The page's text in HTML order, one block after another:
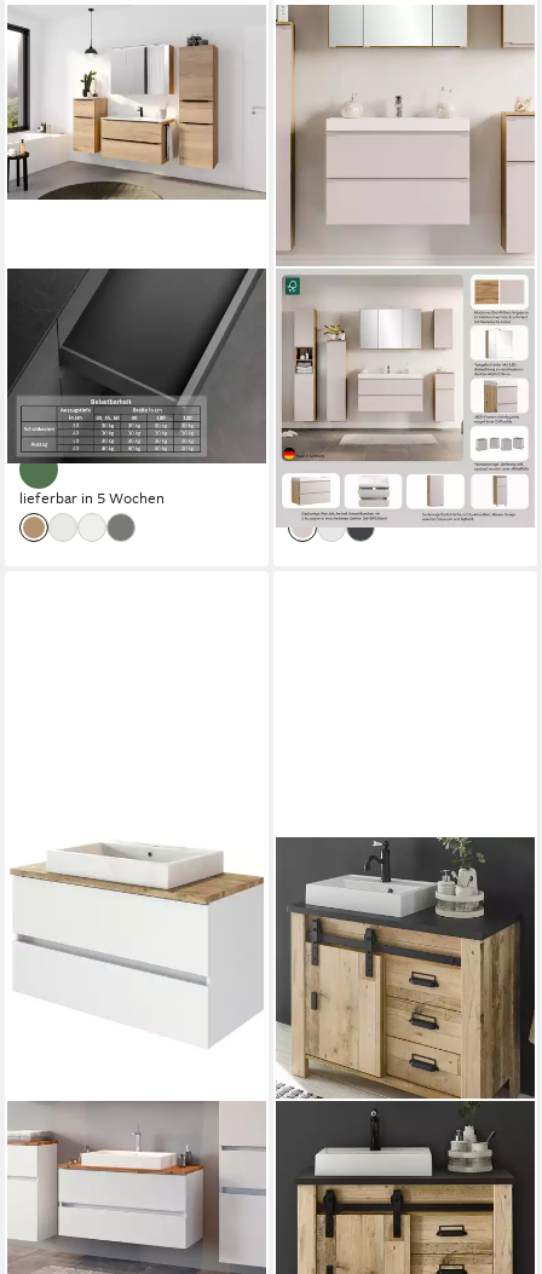
NOBILIA®
Waschtisch-Set Levere, (1-St.,
vormontiert, mit Soft-Close),
in vier Breiten
ab 905,99 € UVP1.477,60 €
-39%
lieferbar in 5 Wochen
WELLTIME
Waschtisch CABO,
Waschtisch, Kaschmir,
griffloses Design
ab 327,99 €
-30%
lieferbar - in 4-5 Werktagen bei dir